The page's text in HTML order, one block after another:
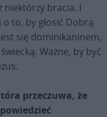
niektórzy bracia. I
to, by głosić Dobrą
się dominikaninem,
Ważne, by być
przeczuwa, że